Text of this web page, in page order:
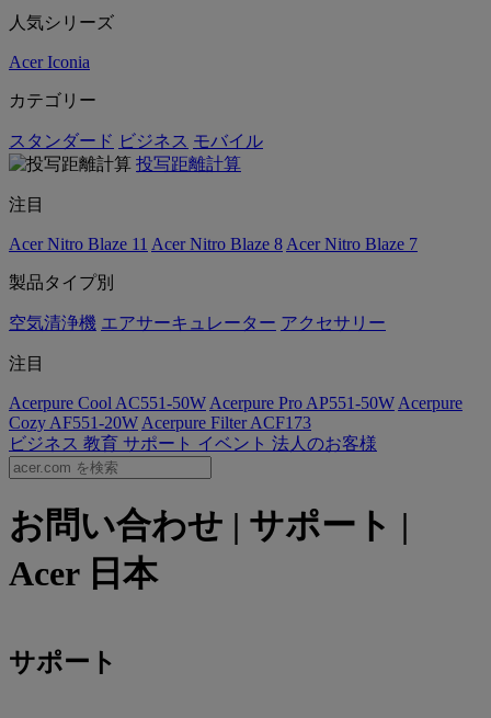
人気シリーズ
Acer Iconia
カテゴリー
スタンダード ビジネス モバイル
投写距離計算
注目
Acer Nitro Blaze 11 Acer Nitro Blaze 8 Acer Nitro Blaze 7
製品タイプ別
空気清浄機 エアサーキュレーター アクセサリー
注目
Acerpure Cool AC551-50W Acerpure Pro AP551-50W Acerpure
Cozy AF551-20W Acerpure Filter ACF173
ビジネス 教育 サポート イベント 法人のお客様
お問い合わせ | サポート |
Acer 日本
サポート